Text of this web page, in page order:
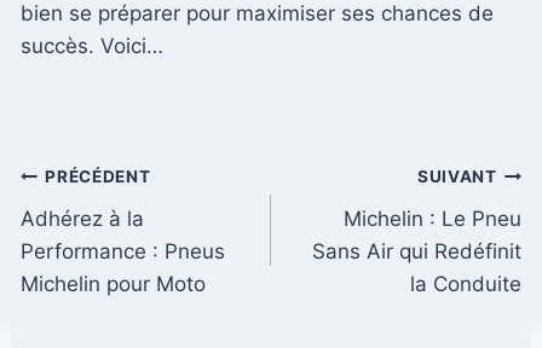
bien se préparer pour maximiser ses chances de
succès. Voici…
Navigation
de
l’article
PRÉCÉDENT
Adhérez à la
Performance : Pneus
Michelin pour Moto
SUIVANT
Michelin : Le Pneu
Sans Air qui Redéfinit
la Conduite